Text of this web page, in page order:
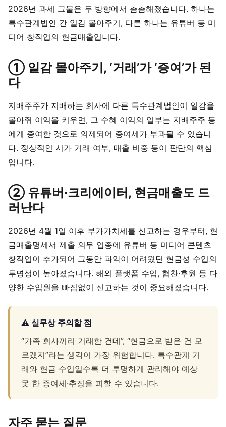
2026년 과세 그물은 두 방향에서 촘촘해졌습니다. 하나는
특수관계법인 간 일감 몰아주기, 다른 하나는 유튜버 등 미
디어 창작업의 현금매출입니다.
① 일감 몰아주기, ‘거래’가 ‘증여’가 된
다
지배주주가 지배하는 회사에 다른 특수관계법인이 일감을
몰아줘 이익을 키우면, 그 수혜 이익의 일부는 지배주주 등
에게 증여한 것으로 의제되어 증여세가 부과될 수 있습니
다. 정상적인 시가 거래 여부, 매출 비중 등이 판단의 핵심
입니다.
② 유튜버·크리에이터, 현금매출도 드
러난다
2026년 4월 1일 이후 부가가치세를 신고하는 경우부터, 현
금매출명세서 제출 의무 업종에 유튜버 등 미디어 콘텐츠
창작업이 추가되어 그동안 파악이 어려웠던 현금성 수입의
투명성이 높아졌습니다. 해외 플랫폼 수입, 협찬·후원 등 다
양한 수입원을 빠짐없이 신고하는 것이 중요해졌습니다.
⚠ 실무상 주의할 점
“가족 회사끼리 거래한 건데”, “현금으로 받은 건 모
르겠지”라는 생각이 가장 위험합니다. 특수관계 거
래와 현금 수입일수록 더 투명하게 관리해야 예상
못 한 증여세·추징을 피할 수 있습니다.
자주 묻는 질문